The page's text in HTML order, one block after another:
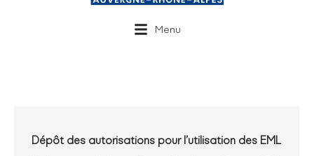
Menu
Dépôt des autorisations pour l’utilisation des EML